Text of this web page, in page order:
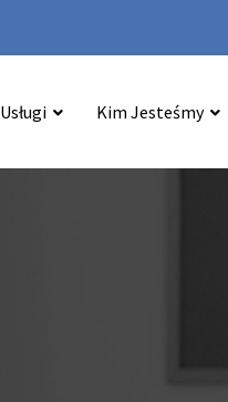
Usługi Kim Jesteśmy